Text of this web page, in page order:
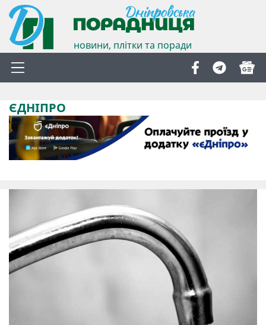
новини, плітки та поради
ЄДНІПРО